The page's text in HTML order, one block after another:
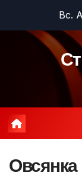
содержимому
Вс.
Овсянка